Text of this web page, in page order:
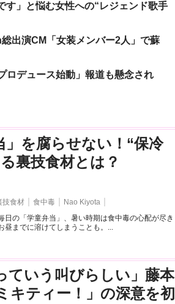
」と悩む女性への“レジェンド歌手
出演CM「女装メンバー2人」で蘇
ロデュース始動」報道も懸念され
」を腐らせない！“保冷
裏技食材とは？
技食材 食中毒
Nao Kiyota
の「学童弁当」、暑い時期は食中毒の心配が尽き
昼までに溶けてしまうことも。...
ていう叫びらしい」藤本
キティー！」の深意を初